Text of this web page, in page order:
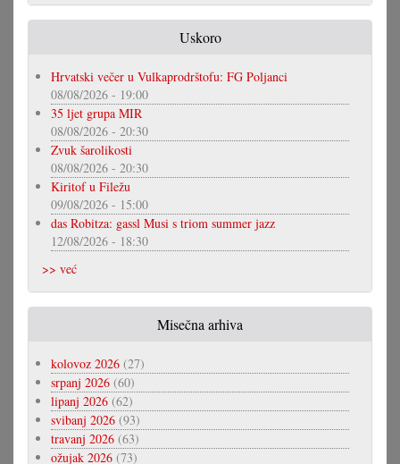
Uskoro
Hrvatski večer u Vulkaprodrštofu: FG Poljanci
08/08/2026 - 19:00
35 ljet grupa MIR
08/08/2026 - 20:30
Zvuk šarolikosti
08/08/2026 - 20:30
Kiritof u Filežu
09/08/2026 - 15:00
das Robitza: gassl Musi s triom summer jazz
12/08/2026 - 18:30
>> već
Misečna arhiva
kolovoz 2026 (27)
srpanj 2026 (60)
lipanj 2026 (62)
svibanj 2026 (93)
travanj 2026 (63)
ožujak 2026 (73)